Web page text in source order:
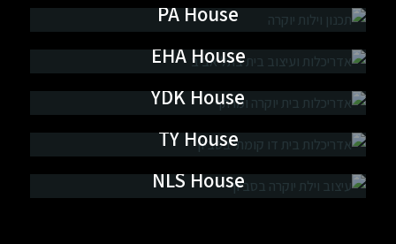
אדריכלות ועיצוב פנים
PA House
אדריכלות ועיצוב פנים
EHA House
אדריכלות ועיצוב פנים
YDK House
אדריכלות ועיצוב פנים
TY House
אדריכלות ועיצוב פנים
NLS House